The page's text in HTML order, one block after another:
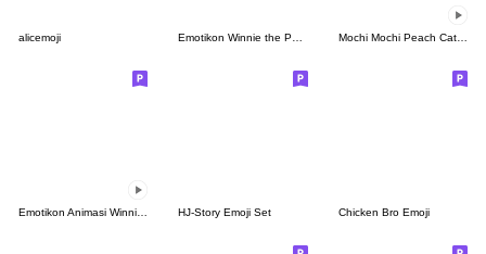
alicemoji Mochi Mochi Peach Cat Emoji
HJ-Story Emoji Set Chicken Bro Emoji